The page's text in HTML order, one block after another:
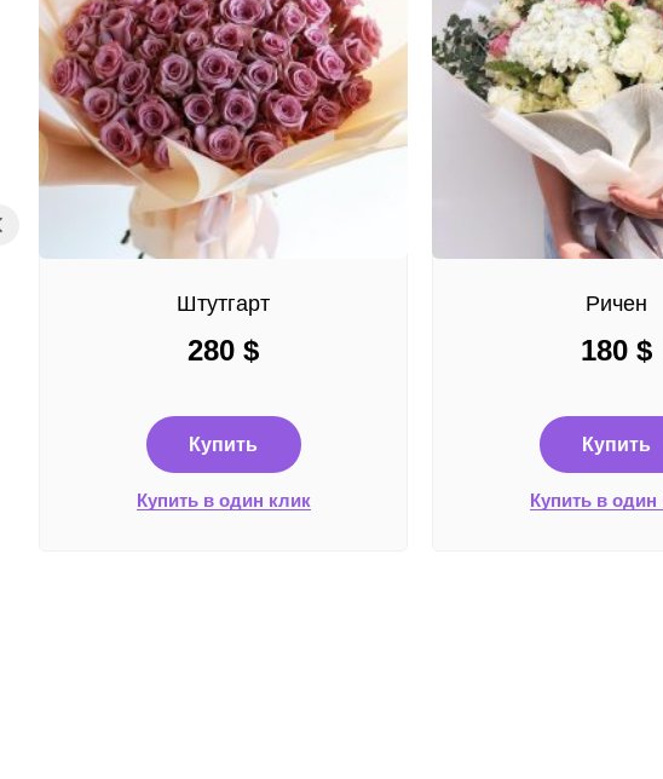
Штутгарт
280 $
Купить
Купить в один клик
Ричен
180 $
Купить
Купить в один